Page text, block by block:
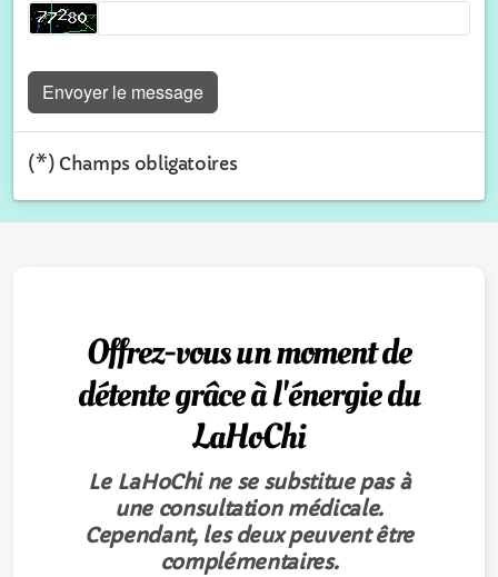
Envoyer le message
(*) Champs obligatoires
Offrez-vous un moment de
détente grâce à l'énergie du
LaHoChi
Le LaHoChi ne se substitue pas à
une consultation médicale.
Cependant, les deux peuvent être
complémentaires.